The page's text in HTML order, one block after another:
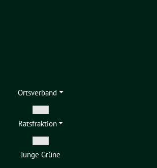
Ortsverband
Zeige
Untermenü
Ratsfraktion
Zeige
Untermenü
Junge Grüne